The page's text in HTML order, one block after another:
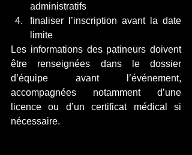
administratifs
finaliser l’inscription avant la date
limite
Les informations des patineurs doivent
être renseignées dans le dossier
d’équipe avant l’événement,
accompagnées notamment d’une
licence ou d’un certificat médical si
nécessaire.